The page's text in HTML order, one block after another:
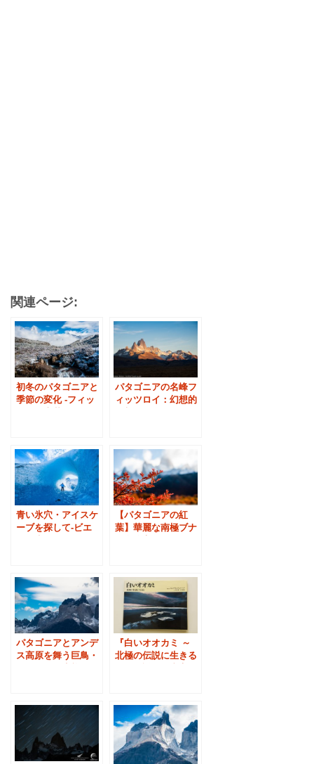
関連ページ:
初冬のパタゴニアと
季節の変化 -フィッ
パタゴニアの名峰フ
ィッツロイ：幻想的
青い氷穴・アイスケ
ーブを探して-ビエ
【パタゴニアの紅
葉】華麗な南極ブナ
パタゴニアとアンデ
ス高原を舞う巨鳥・
『白いオオカミ ～
北極の伝説に生きる